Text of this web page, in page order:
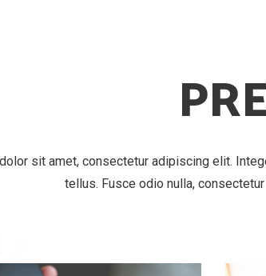
sit amet, consectetur adipiscing elit.
tellus. Fusce odio nulla,